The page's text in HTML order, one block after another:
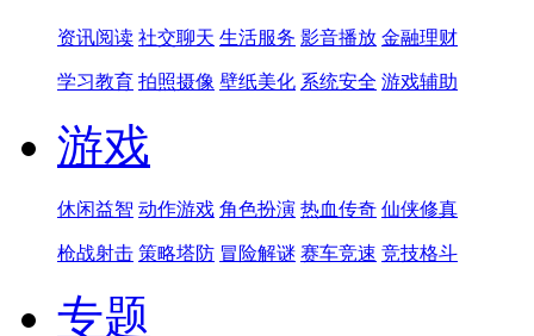
资讯阅读 社交聊天 生活服务 影音播放 金融理财
学习教育 拍照摄像 壁纸美化 系统安全 游戏辅助
游戏
休闲益智 动作游戏 角色扮演 热血传奇 仙侠修真
枪战射击 策略塔防 冒险解谜 赛车竞速 竞技格斗
专题